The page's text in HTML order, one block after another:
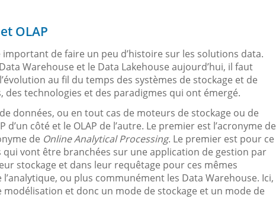
OLAP
de faire un peu d’histoire sur les solutions data.
Warehouse et le Data Lakehouse aujourd’hui, il faut
au fil du temps des systèmes de stockage et de
technologies et des paradigmes qui ont émergé.
données, ou en tout cas de moteurs de stockage ou de
côté et le OLAP de l’autre. Le premier est l’acronyme de
de Online Analytical Processing. Le premier est pour ce
qui vont être branchées sur une application de gestion par
stockage et dans leur requêtage pour ces mêmes
ou plus communément les Data Warehouse. Ici,
et donc un mode de stockage et un mode de